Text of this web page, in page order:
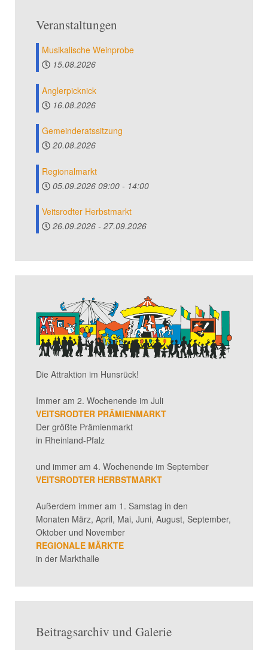
Veranstaltungen
Musikalische Weinprobe
15.08.2026
Anglerpicknick
16.08.2026
Gemeinderatssitzung
20.08.2026
Regionalmarkt
05.09.2026 09:00 - 14:00
Veitsrodter Herbstmarkt
26.09.2026 - 27.09.2026
Die Attraktion im Hunsrück!
Immer am 2. Wochenende im Juli
VEITSRODTER PRÄMIENMARKT
Der größte Prämienmarkt
in Rheinland-Pfalz
und immer am 4. Wochenende im September
VEITSRODTER HERBSTMARKT
Außerdem immer am 1. Samstag in den
Monaten März, April, Mai, Juni, August, September,
Oktober und November
REGIONALE MÄRKTE
in der Markthalle
Beitragsarchiv und Galerie